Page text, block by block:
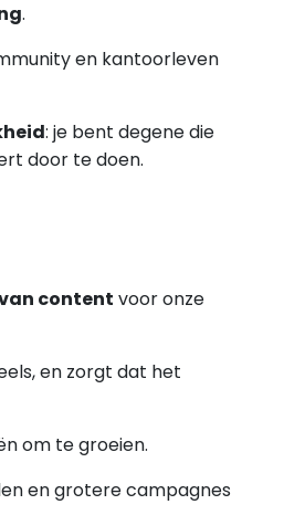
.
en kantoorleven
: je bent degene die
door te doen.
content voor onze
en zorgt dat het
om te groeien.
en grotere campagnes